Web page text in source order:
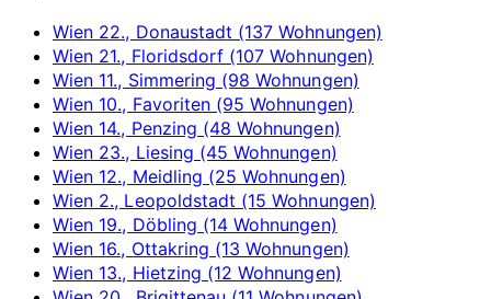
Wien 22., Donaustadt (137 Wohnungen)
Wien 21., Floridsdorf (107 Wohnungen)
Wien 11., Simmering (98 Wohnungen)
Wien 10., Favoriten (95 Wohnungen)
Wien 14., Penzing (48 Wohnungen)
Wien 23., Liesing (45 Wohnungen)
Wien 12., Meidling (25 Wohnungen)
Wien 2., Leopoldstadt (15 Wohnungen)
Wien 19., Döbling (14 Wohnungen)
Wien 16., Ottakring (13 Wohnungen)
Wien 13., Hietzing (12 Wohnungen)